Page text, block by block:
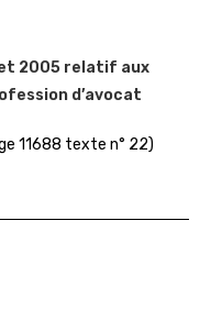
2005 relatif aux
d’avocat
11688 texte n° 22)